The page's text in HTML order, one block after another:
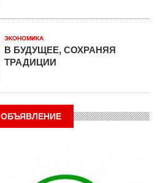
ЭКОНОМИКА
В БУДУЩЕЕ, СОХРАНЯЯ
ТРАДИЦИИ
ОБЪЯВЛЕНИЕ